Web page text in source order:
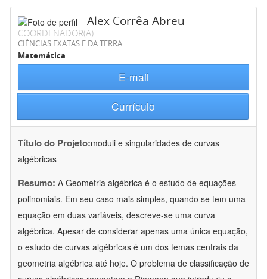
Alex Corrêa Abreu
COORDENADOR(A)
CIÊNCIAS EXATAS E DA TERRA
Matemática
E-mail
Currículo
Título do Projeto:moduli e singularidades de curvas
algébricas
Resumo: A Geometria algébrica é o estudo de equações
polinomiais. Em seu caso mais simples, quando se tem uma
equação em duas variáveis, descreve-se uma curva
algébrica. Apesar de considerar apenas uma única equação,
o estudo de curvas algébricas é um dos temas centrais da
geometria algébrica até hoje. O problema de classificação de